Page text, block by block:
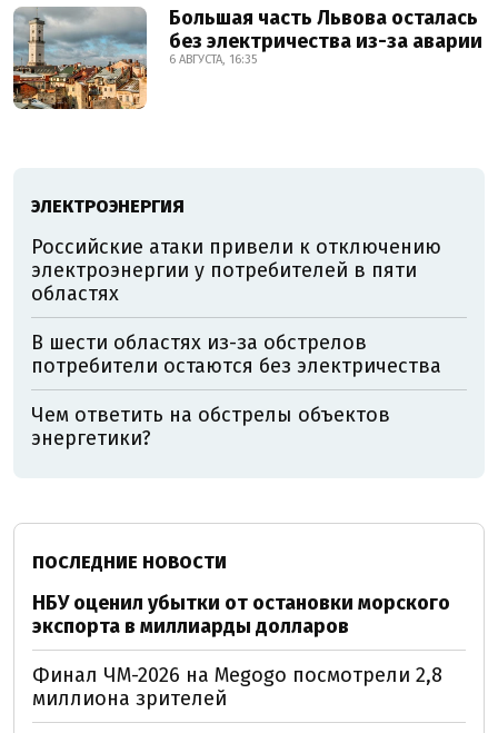
Большая часть Львова осталась
без электричества из-за аварии
6 АВГУСТА, 16:35
ЭЛЕКТРОЭНЕРГИЯ
Российские атаки привели к отключению
электроэнергии у потребителей в пяти
областях
В шести областях из-за обстрелов
потребители остаются без электричества
Чем ответить на обстрелы объектов
энергетики?
ПОСЛЕДНИЕ НОВОСТИ
НБУ оценил убытки от остановки морского
экспорта в миллиарды долларов
Финал ЧМ-2026 на Megogo посмотрели 2,8
миллиона зрителей